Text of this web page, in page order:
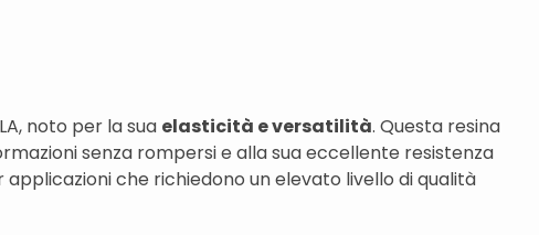
noto per la sua elasticità e versatilità. Questa resina
senza rompersi e alla sua eccellente resistenza
che richiedono un elevato livello di qualità